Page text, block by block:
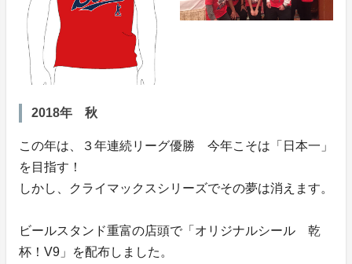
2018年 秋
この年は、３年連続リーグ優勝 今年こそは「日本一」
を目指す！
しかし、クライマックスシリーズでその夢は消えます。
ビールスタンド重富の店頭で「オリジナルシール 乾
杯！V9」を配布しました。